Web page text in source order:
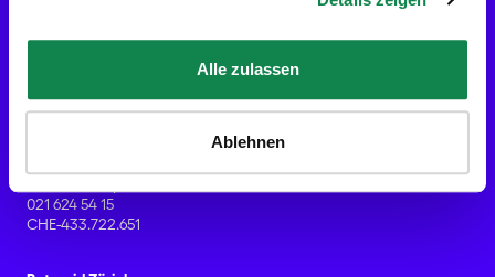
Alle zulassen
Ablehnen
Büroreinigung
Was beinhaltet Ihr Reinigungsservice?
Büros
021 624 54 15
CHE-433.722.651